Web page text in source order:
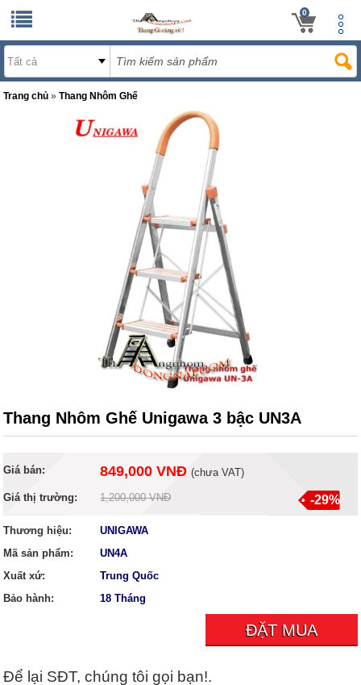
0
Trang chủ »Thang Nhôm Ghế
Thang Nhôm Ghế Unigawa 3 bậc UN3A
Giá bán: 849,000 VNĐ (chưa VAT)
Giá thị trường: 1,200,000 VNĐ -29%
Thương hiệu:
UNIGAWA
Mã sản phẩm:
UN4A
Xuất xứ:
Trung Quốc
Bảo hành:
18 Tháng
ĐẶT MUA
Để lại SĐT, chúng tôi gọi bạn!.